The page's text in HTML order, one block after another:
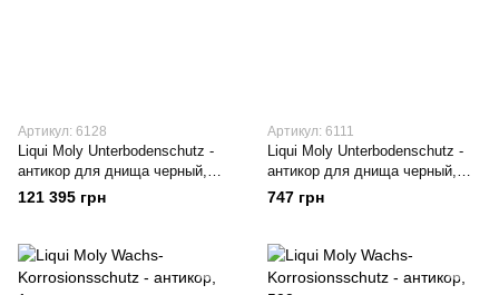
Артикул: 6128
Liqui Moly Unterbodenschutz -
антикор для днища черный,
200л
121 395 грн
Артикул: 6111
Liqui Moly Unterbodenschutz -
антикор для днища черный,
500мл (8056)
747 грн